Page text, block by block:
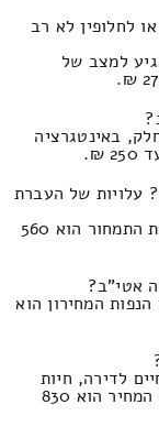
לחלופין לא רב
למצב של
באינטגרציה
עלויות של העברת
בהוספת שירותי הנפה וטעינה על גבי המרצפות התמחור הוא 560
אטי"ב?
המחירון הוא
לדירה, חיות
בר, פרות, בני פרה, עיירים וזה לא נגמר כאן, המחיר הוא 830